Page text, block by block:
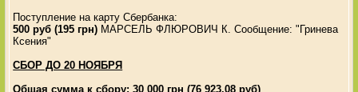
Поступление на карту Сбербанка:
500 руб (195 грн) МАРСЕЛЬ ФЛЮРОВИЧ К. Сообщение: "Гринева
Ксения"
СБОР ДО 20 НОЯБРЯ
Общая сумма к сбору: 30 000 грн (76 923,08 руб)